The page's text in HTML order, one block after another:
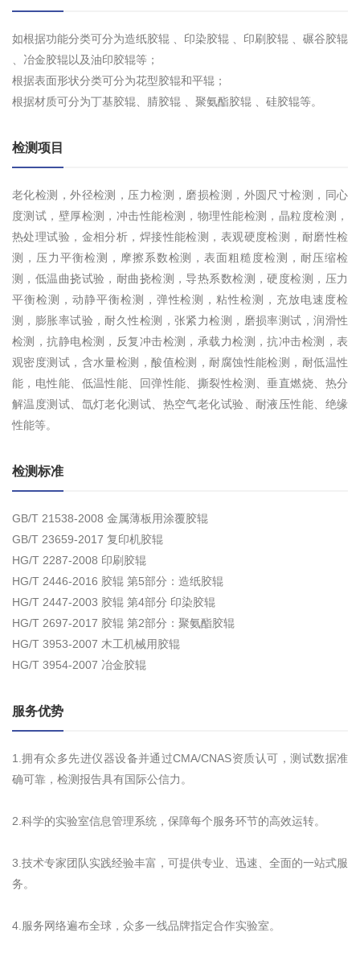
如根据功能分类可分为造纸胶辊 、印染胶辊 、印刷胶辊 、碾谷胶辊
、冶金胶辊以及油印胶辊等；
根据表面形状分类可分为花型胶辊和平辊；
根据材质可分为丁基胶辊、腈胶辊 、聚氨酯胶辊 、硅胶辊等。
检测项目
老化检测，外径检测，压力检测，磨损检测，外圆尺寸检测，同心
度测试，壁厚检测，冲击性能检测，物理性能检测，晶粒度检测，
热处理试验，金相分析，焊接性能检测，表观硬度检测，耐磨性检
测，压力平衡检测，摩擦系数检测，表面粗糙度检测，耐压缩检
测，低温曲挠试验，耐曲挠检测，导热系数检测，硬度检测，压力
平衡检测，动静平衡检测，弹性检测，粘性检测，充放电速度检
测，膨胀率试验，耐久性检测，张紧力检测，磨损率测试，润滑性
检测，抗静电检测，反复冲击检测，承载力检测，抗冲击检测，表
观密度测试，含水量检测，酸值检测，耐腐蚀性能检测，耐低温性
能，电性能、低温性能、回弹性能、撕裂性检测、垂直燃烧、热分
解温度测试、氙灯老化测试、热空气老化试验、耐液压性能、绝缘
性能等。
检测标准
GB/T 21538-2008 金属薄板用涂覆胶辊
GB/T 23659-2017 复印机胶辊
HG/T 2287-2008 印刷胶辊
HG/T 2446-2016 胶辊 第5部分：造纸胶辊
HG/T 2447-2003 胶辊 第4部分 印染胶辊
HG/T 2697-2017 胶辊 第2部分：聚氨酯胶辊
HG/T 3953-2007 木工机械用胶辊
HG/T 3954-2007 冶金胶辊
服务优势
1.拥有众多先进仪器设备并通过CMA/CNAS资质认可，测试数据准
确可靠，检测报告具有国际公信力。
2.科学的实验室信息管理系统，保障每个服务环节的高效运转。
3.技术专家团队实践经验丰富，可提供专业、迅速、全面的一站式服
务。
4.服务网络遍布全球，众多一线品牌指定合作实验室。